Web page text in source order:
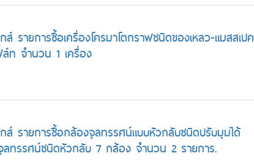
รายการซื้อเครื่องโครมาโตกราฟชนิดของเหลว-แมสสเปค
ท จำนวน 1 เครื่อง
ส์ รายการซื้อกล้องจุลทรรศน์แบบหัวกลับชนิดปรับมุมได้
รรศน์ชนิดหัวกลับ 7 กล้อง จำนวน 2 รายการ.